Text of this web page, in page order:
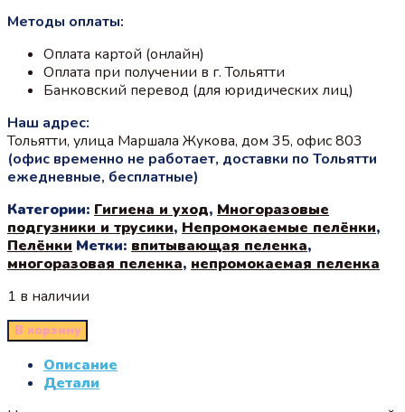
Методы оплаты:
Оплата картой (онлайн)
Оплата при получении в г. Тольятти
Банковский перевод (для юридических лиц)
Наш адрес:
Тольятти, улица Маршала Жукова, дом 35, офис 803
(офис временно не работает, доставки по Тольятти
ежедневные, бесплатные)
Категории: Гигиена и уход, Многоразовые
подгузники и трусики, Непромокаемые пелёнки,
Пелёнки Метки: впитывающая пеленка,
многоразовая пеленка, непромокаемая пеленка
1 в наличии
В корзину
Описание
Детали